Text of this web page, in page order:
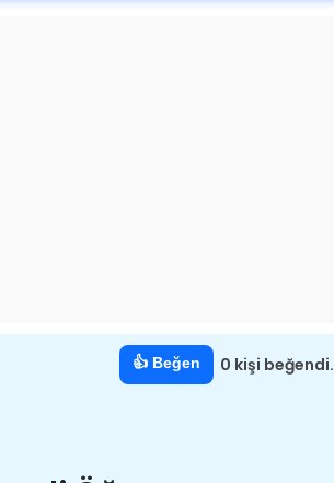
👍 Beğen 0 kişi beğendi.